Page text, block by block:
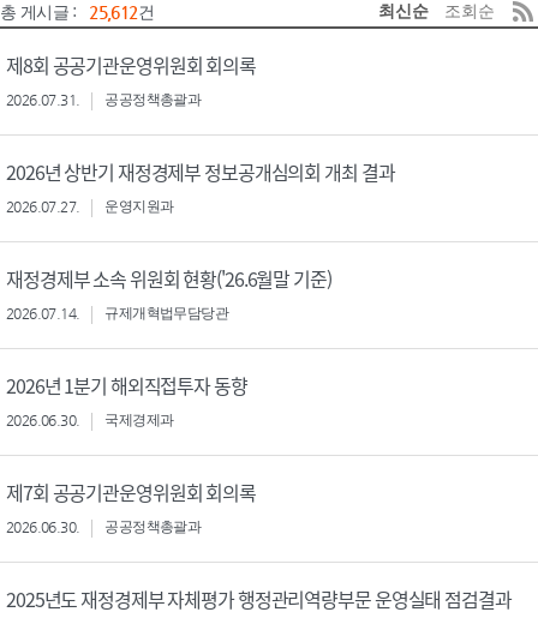
총 게시글 : 25,612건 최신순 조회순
제8회 공공기관운영위원회 회의록
2026.07.31. 공공정책총괄과
2026년 상반기 재정경제부 정보공개심의회 개최 결과
2026.07.27. 운영지원과
재정경제부 소속 위원회 현황('26.6월말 기준)
2026.07.14. 규제개혁법무담당관
2026년 1분기 해외직접투자 동향
2026.06.30. 국제경제과
제7회 공공기관운영위원회 회의록
2026.06.30. 공공정책총괄과
2025년도 재정경제부 자체평가 행정관리역량부문 운영실태 점검결과